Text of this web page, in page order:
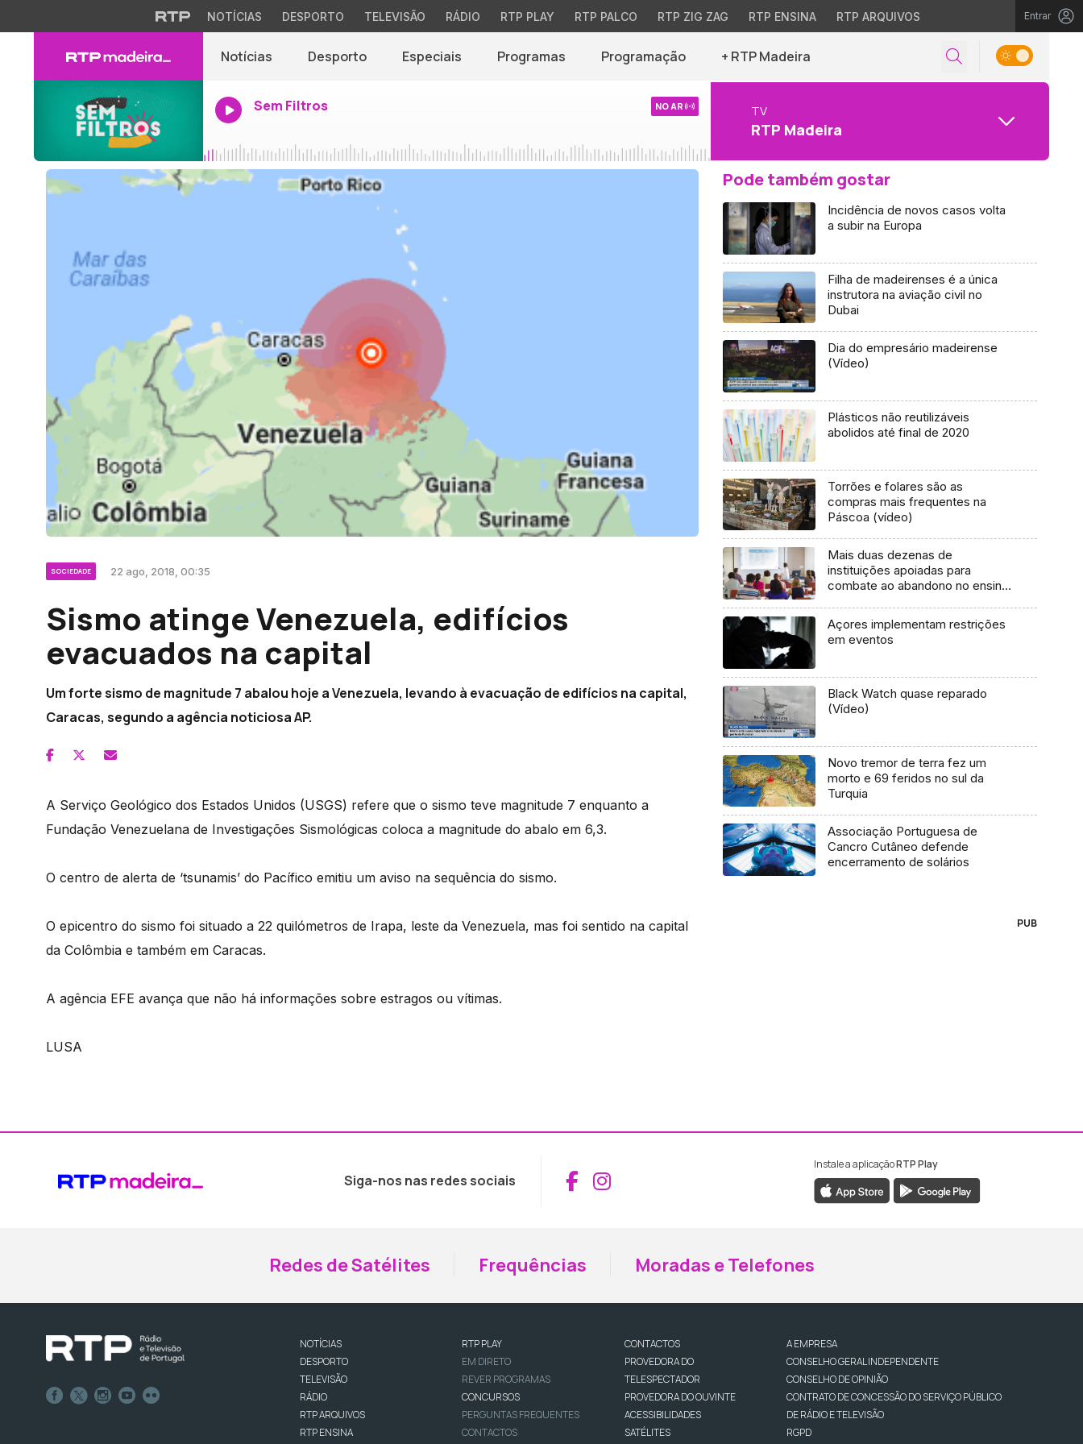
NOTÍCIAS DESPORTO TELEVISÃO RÁDIO RTP PLAY RTP PALCO RTP ZIG ZAG RTP ENSINA RTP ARQUIVOS Entrar
Notícias Desporto Especiais Programas Programação + RTP Madeira
Sem Filtros NO AR TV
RTP Madeira
SOCIEDADE 22 ago, 2018, 00:35
Sismo atinge Venezuela, edifícios
evacuados na capital
Um forte sismo de magnitude 7 abalou hoje a Venezuela, levando à evacuação de edifícios na capital,
Caracas, segundo a agência noticiosa AP.
A Serviço Geológico dos Estados Unidos (USGS) refere que o sismo teve magnitude 7 enquanto a
Fundação Venezuelana de Investigações Sismológicas coloca a magnitude do abalo em 6,3.
O centro de alerta de ‘tsunamis’ do Pacífico emitiu um aviso na sequência do sismo.
O epicentro do sismo foi situado a 22 quilómetros de Irapa, leste da Venezuela, mas foi sentido na capital
da Colômbia e também em Caracas.
A agência EFE avança que não há informações sobre estragos ou vítimas.
LUSA
Pode também gostar
Incidência de novos casos volta
a subir na Europa
Filha de madeirenses é a única
instrutora na aviação civil no
Dubai
Dia do empresário madeirense
(Vídeo)
Plásticos não reutilizáveis
abolidos até final de 2020
Torrões e folares são as
compras mais frequentes na
Páscoa (vídeo)
Mais duas dezenas de
instituições apoiadas para
combate ao abandono no ensino
Açores implementam restrições
em eventos
Black Watch quase reparado
(Vídeo)
Novo tremor de terra fez um
morto e 69 feridos no sul da
Turquia
Associação Portuguesa de
Cancro Cutâneo defende
encerramento de solários
PUB
Siga-nos nas redes sociais Aceder ao Facebook da RTP Madeira
Aceder ao Instagram da RTP Madeira
Instale a aplicaçãoRTP Play
Redes de Satélites Frequências Moradas e Telefones
NOTÍCIAS
DESPORTO
TELEVISÃO
RÁDIO
RTP ARQUIVOS
RTP ENSINA
RTP PLAY
EM DIRETO
REVER PROGRAMAS
CONCURSOS
PERGUNTAS FREQUENTES
CONTACTOS
CONTACTOS
PROVEDORA DO
TELESPECTADOR
PROVEDORA DO OUVINTE
ACESSIBILIDADES
SATÉLITES
A EMPRESA
CONSELHO GERAL INDEPENDENTE
CONSELHO DE OPINIÃO
CONTRATO DE CONCESSÃO DO SERVIÇO PÚBLICO
DE RÁDIO E TELEVISÃO
RGPD